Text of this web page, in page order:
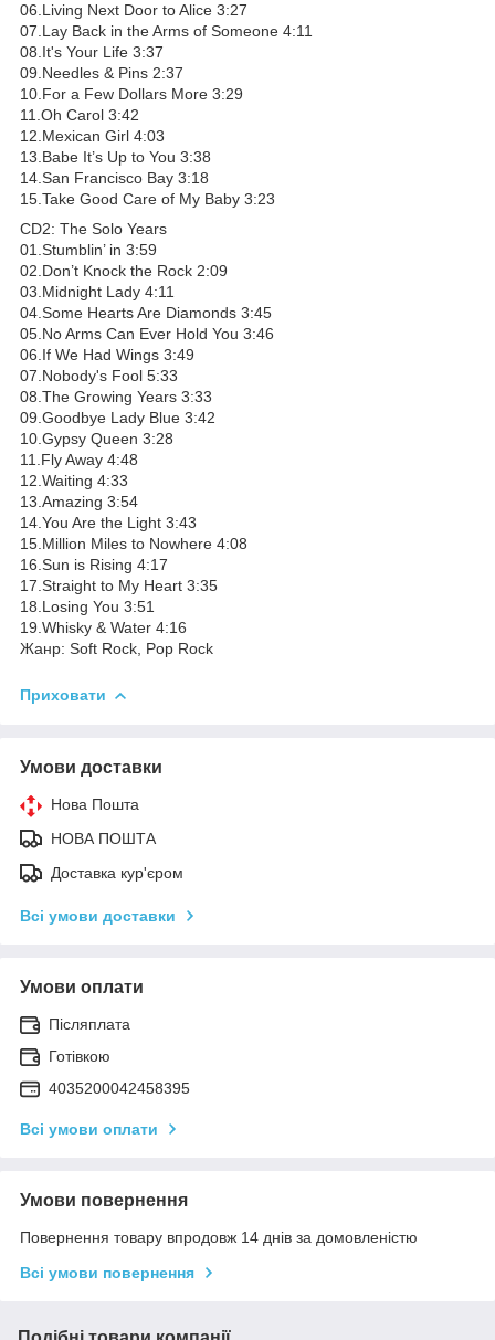
06.Living Next Door to Alice 3:27
07.Lay Back in the Arms of Someone 4:11
08.It's Your Life 3:37
09.Needles & Pins 2:37
10.For a Few Dollars More 3:29
11.Oh Carol 3:42
12.Mexican Girl 4:03
13.Babe It’s Up to You 3:38
14.San Francisco Bay 3:18
15.Take Good Care of My Baby 3:23
CD2: The Solo Years
01.Stumblin’ in 3:59
02.Don’t Knock the Rock 2:09
03.Midnight Lady 4:11
04.Some Hearts Are Diamonds 3:45
05.No Arms Can Ever Hold You 3:46
06.If We Had Wings 3:49
07.Nobody's Fool 5:33
08.The Growing Years 3:33
09.Goodbye Lady Blue 3:42
10.Gypsy Queen 3:28
11.Fly Away 4:48
12.Waiting 4:33
13.Amazing 3:54
14.You Are the Light 3:43
15.Million Miles to Nowhere 4:08
16.Sun is Rising 4:17
17.Straight to My Heart 3:35
18.Losing You 3:51
19.Whisky & Water 4:16
Жанр: Soft Rock, Pop Rock
Приховати
Умови доставки
Нова Пошта
НОВА ПОШТА
Доставка кур'єром
Всі умови доставки
Умови оплати
Післяплата
Готівкою
4035200042458395
Всі умови оплати
Умови повернення
Повернення товару впродовж 14 днів за домовленістю
Всі умови повернення